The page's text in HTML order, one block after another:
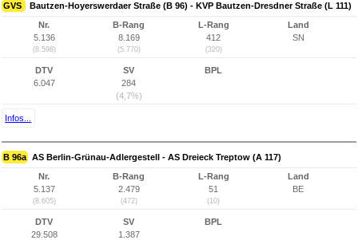
GVS Bautzen-Hoyerswerdaer Straße (B 96) - KVP Bautzen-Dresdner Straße (L 111)
Nr.
5.136
(8.598)
B-Rang
8.169
(5.770)
L-Rang
412
(320)
Land
SN
DTV
6.047
SV
284
(4,7%)
BPL
Infos...
B 96a AS Berlin-Grünau-Adlergestell - AS Dreieck Treptow (A 117)
Nr.
5.137
(8.605)
B-Rang
2.479
(472)
L-Rang
51
(10)
Land
BE
DTV
29.508
SV
1.387
BPL